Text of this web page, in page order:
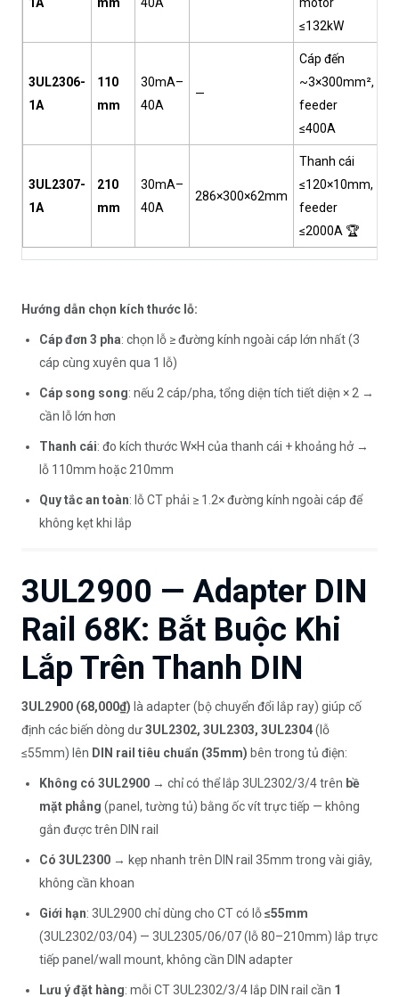
1A
mm
40A
motor
≤132kW
3UL2306-
1A
110
mm
30mA–
40A
—
Cáp đến
~3×300mm²,
feeder
≤400A
3UL2307-
1A
210
mm
30mA–
40A
286×300×62mm
Thanh cái
≤120×10mm,
feeder
≤2000A 🏆
Hướng dẫn chọn kích thước lỗ:
Cáp đơn 3 pha: chọn lỗ ≥ đường kính ngoài cáp lớn nhất (3
cáp cùng xuyên qua 1 lỗ)
Cáp song song: nếu 2 cáp/pha, tổng diện tích tiết diện × 2 →
cần lỗ lớn hơn
Thanh cái: đo kích thước W×H của thanh cái + khoảng hở →
lỗ 110mm hoặc 210mm
Quy tắc an toàn: lỗ CT phải ≥ 1.2× đường kính ngoài cáp để
không kẹt khi lắp
3UL2900 — Adapter DIN
Rail 68K: Bắt Buộc Khi
Lắp Trên Thanh DIN
3UL2900 (68,000₫) là adapter (bộ chuyển đổi lắp ray) giúp cố
định các biến dòng dư3UL2302, 3UL2303, 3UL2304(lỗ
≤55mm) lên DIN rail tiêu chuẩn (35mm) bên trong tủ điện:
Không có 3UL2900 → chỉ có thể lắp 3UL2302/3/4 trên bề
mặt phẳng (panel, tường tủ) bằng ốc vít trực tiếp — không
gắn được trên DIN rail
Có 3UL2300 → kẹp nhanh trên DIN rail 35mm trong vài giây,
không cần khoan
Giới hạn: 3UL2900 chỉ dùng cho CT có lỗ≤55mm
(3UL2302/03/04) — 3UL2305/06/07 (lỗ 80–210mm) lắp trực
tiếp panel/wall mount, không cần DIN adapter
Lưu ý đặt hàng: mỗi CT 3UL2302/3/4 lắp DIN rail cần 1